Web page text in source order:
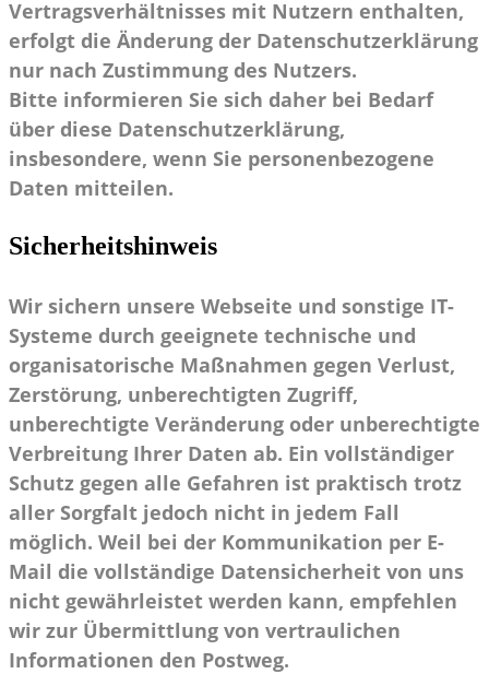
Vertragsverhältnisses mit Nutzern enthalten,
erfolgt die Änderung der Datenschutzerklärung
nur nach Zustimmung des Nutzers.
Bitte informieren Sie sich daher bei Bedarf
über diese Datenschutzerklärung,
insbesondere, wenn Sie personenbezogene
Daten mitteilen.
Sicherheitshinweis
Wir sichern unsere Webseite und sonstige IT-
Systeme durch geeignete technische und
organisatorische Maßnahmen gegen Verlust,
Zerstörung, unberechtigten Zugriff,
unberechtigte Veränderung oder unberechtigte
Verbreitung Ihrer Daten ab. Ein vollständiger
Schutz gegen alle Gefahren ist praktisch trotz
aller Sorgfalt jedoch nicht in jedem Fall
möglich. Weil bei der Kommunikation per E-
Mail die vollständige Datensicherheit von uns
nicht gewährleistet werden kann, empfehlen
wir zur Übermittlung von vertraulichen
Informationen den Postweg.